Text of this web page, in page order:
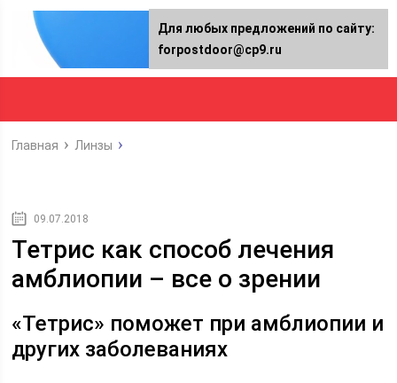
Главная Линзы
09.07.2018
Тетрис как способ лечения
амблиопии – все о зрении
«Тетрис» поможет при амблиопии и
других заболеваниях
Для любых предложений по сайту:
forpostdoor@cp9.ru